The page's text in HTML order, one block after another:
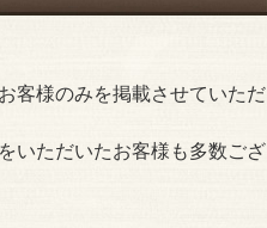
客様のみを掲載させていただ
いただいたお客様も多数ござ